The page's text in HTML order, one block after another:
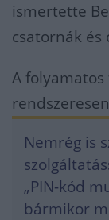
ismertette
csatornák és
A
Nemrég is
„PIN-kód
bármikor